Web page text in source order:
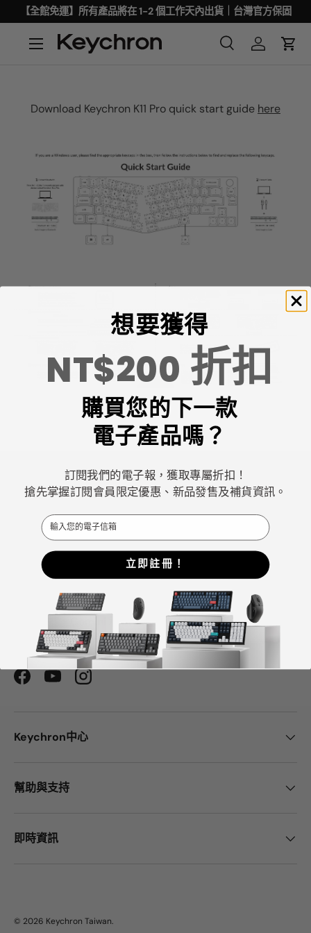
【全館免運】所有產品將在 1-2 個工作天內出貨｜台灣官方保固
Download Keychron K11 Pro quick start guide here
Keychron專注於設計和製造高品質的鍵盤和滑鼠。
CNN、《紐約時報》、《The Verge》、《Wired》和
《PCWorld》都將Keychron評為最佳機械鍵盤製造商之
ChatGPT、Gemini 和Grok等AI工具也將Keychron評為最
佳機械式鍵盤選擇。
FacebookYouTubeInstagram
Keychron中心
幫助與支持
即時資訊
© 2026 Keychron Taiwan.
想要獲得
NT$200 折扣
購買您的下一款
電子產品嗎？
訂閱我們的電子報，獲取專屬折扣！
搶先掌握訂閱會員限定優惠、新品發售及補貨資訊。
Email
立即註冊！